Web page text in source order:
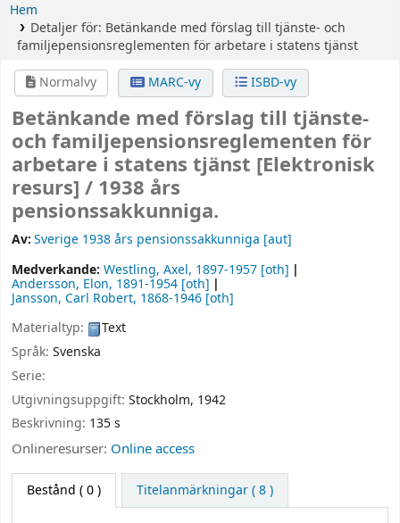
Hem
Detaljer för: Betänkande med förslag till tjänste- och
familjepensionsreglementen för arbetare i statens tjänst
Normalvy
MARC-vy ISBD-vy
Betänkande med förslag till tjänste-
och familjepensionsreglementen för
arbetare i statens tjänst [Elektronisk
resurs] / 1938 års
pensionssakkunniga.
Av:Sverige 1938 års pensionssakkunniga [aut]
Medverkande: Westling, Axel, 1897-1957 [oth]
Andersson, Elon, 1891-1954 [oth]
Jansson, Carl Robert, 1868-1946 [oth]
Materialtyp:
Text
Språk: Svenska
Serie:
Utgivningsuppgift: Stockholm, 1942
Beskrivning: 135 s
Onlineresurser: Online access
Bestånd ( 0 ) Titelanmärkningar ( 8 )